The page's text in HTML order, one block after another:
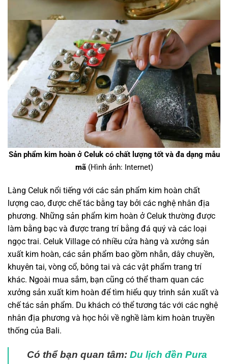
Sản phẩm kim hoàn ở Celuk có chất lượng tốt và đa dạng mẫu
mã (Hình ảnh: Internet)
Làng Celuk nổi tiếng với các sản phẩm kim hoàn chất
lượng cao, được chế tác bằng tay bởi các nghệ nhân địa
phương. Những sản phẩm kim hoàn ở Celuk thường được
làm bằng bạc và được trang trí bằng đá quý và các loại
ngọc trai. Celuk Village có nhiều cửa hàng và xưởng sản
xuất kim hoàn, các sản phẩm bao gồm nhẫn, dây chuyền,
khuyên tai, vòng cổ, bông tai và các vật phẩm trang trí
khác. Ngoài mua sắm, bạn cũng có thể tham quan các
xưởng sản xuất kim hoàn để tìm hiểu quy trình sản xuất và
chế tác sản phẩm. Du khách có thể tương tác với các nghệ
nhân địa phương và học hỏi về nghề làm kim hoàn truyền
thống của Bali.
Có thể bạn quan tâm: Du lịch đền Pura